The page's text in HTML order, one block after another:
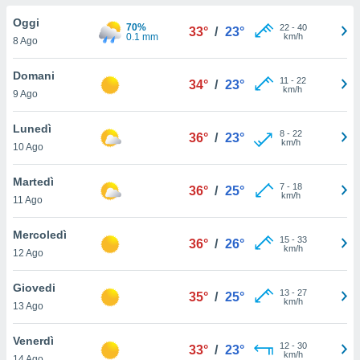
al sito
nostri
ci
di
un
la
di esso.
nella
Oggi
8 Ago
70%
0.1 mm
33° / 23° 22- 40
km/h
Domani
9 Ago
34° / 23° 11 - 22
km/h
Lunedì
10 Ago
36° / 23° 8- 22
km/h
Martedì
11 Ago
36° / 25° 7- 18
km/h
Mercoledì
12 Ago
36° / 26° 15- 33
km/h
Giovedi
13 Ago
35° / 25° 13- 27
km/h
Venerdì
33° / 23° 12- 30
km/h